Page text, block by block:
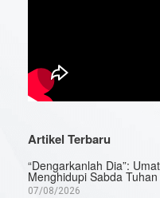
Artikel Terbaru
“Dengarkanlah Dia”:
Menghidupi Sabda
07/08/2026